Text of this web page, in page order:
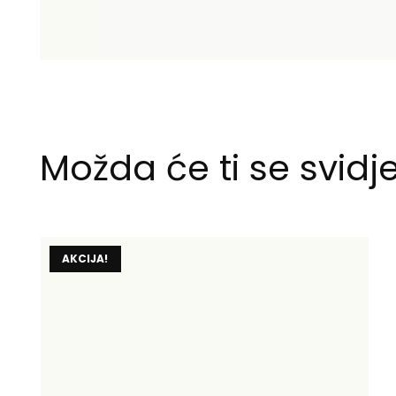
Možda će ti se
AKCIJA!